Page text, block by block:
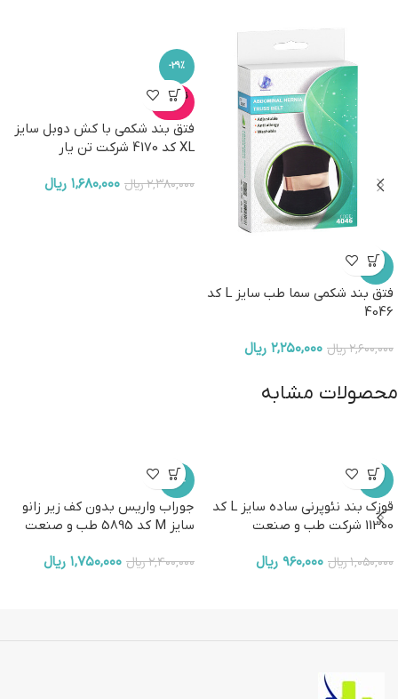
-13%
فتق بند شکمی سما طب سایز L کد
4046
۲,۶۰۰,۰۰۰ریال ۲,۲۵۰,۰۰۰ ریال
-29%
ناموجو
د
فتق بند شکمی با کش دوبل سایز
XL کد 4170 شرکت تن یار
۲,۳۸۰,۰۰۰ریال ۱,۶۸۰,۰۰۰ ریال
محصولات مشابه
-9%
قوزک بند نئوپرنی ساده سایز L کد
11300 شرکت طب و صنعت
۱,۰۵۰,۰۰۰ریال ۹۶۰,۰۰۰ ریال
-27%
جوراب واریس بدون کف زیر زانو
سایز M کد 5895 طب و صنعت
۲,۴۰۰,۰۰۰ریال ۱,۷۵۰,۰۰۰ ریال